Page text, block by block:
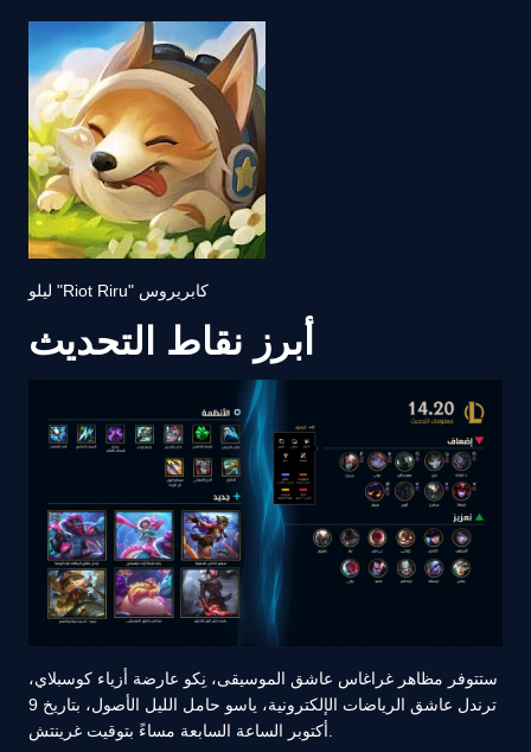
ليلو "Riot Riru" كابريروس
أبرز نقاط التحديث
ستتوفر مظاهر غراغاس عاشق الموسيقى، نِكو عارضة أزياء كوسبلاي،
ترندل عاشق الرياضات الإلكترونية، ياسو حامل الليل الأصول، بتاريخ 9